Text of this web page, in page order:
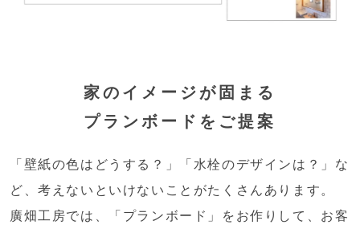
家のイメージが固まる
プランボードをご提案
「壁紙の色はどうする？」「水栓のデザインは？」な
ど、考えないといけないことがたくさんあります。
廣畑工房では、「プランボード」をお作りして、お客